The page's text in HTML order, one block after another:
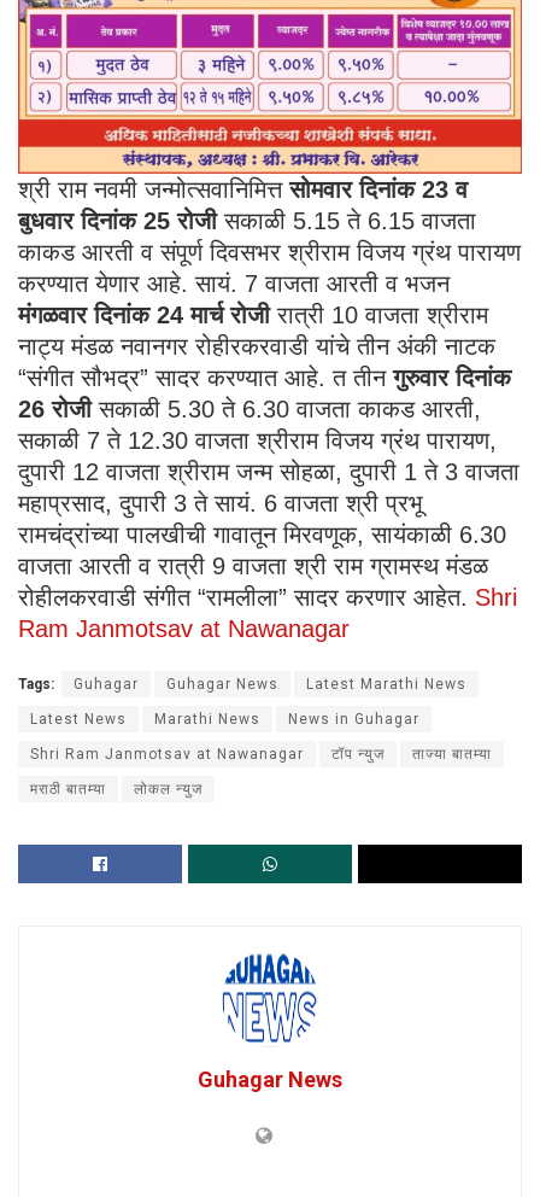
श्री राम नवमी जन्मोत्सवानिमित्तसोमवार दिनांक 23 व
बुधवार दिनांक 25 रोजीसकाळी 5.15 ते 6.15 वाजता
काकड आरती व संपूर्ण दिवसभर श्रीराम विजय ग्रंथ पारायण
करण्यात येणार आहे. सायं. 7 वाजता आरती व भजन
मंगळवार दिनांक 24 मार्च रोजीरात्री 10 वाजता श्रीराम
नाट्य मंडळ नवानगर रोहीरकरवाडी यांचे तीन अंकी नाटक
“संगीत सौभद्र” सादर करण्यात आहे. त तीनगुरुवार दिनांक
26 रोजीसकाळी 5.30 ते 6.30 वाजता काकड आरती,
सकाळी 7 ते 12.30 वाजता श्रीराम विजय ग्रंथ पारायण,
दुपारी 12 वाजता श्रीराम जन्म सोहळा, दुपारी 1 ते 3 वाजता
महाप्रसाद, दुपारी 3 ते सायं. 6 वाजता श्री प्रभू
रामचंद्रांच्या पालखीची गावातून मिरवणूक, सायंकाळी 6.30
वाजता आरती व रात्री 9 वाजता श्री राम ग्रामस्थ मंडळ
रोहीलकरवाडी संगीत “रामलीला” सादर करणार आहेत. Shri
Ram Janmotsav at Nawanagar
Tags: Guhagar Guhagar News Latest Marathi News
Latest News Marathi News News in Guhagar
Shri Ram Janmotsav at Nawanagar टॉप न्युज ताज्या बातम्या
मराठी बातम्या लोकल न्युज
Guhagar News